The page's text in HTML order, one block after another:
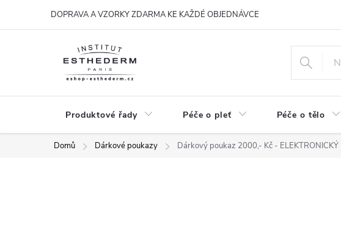
DOPRAVA A VZORKY ZDARMA KE KAŽDÉ OBJEDNÁVCE
Produktové řady Péče o pleť Péče o tělo
Domů Dárkové poukazy Dárkový poukaz 2000,- Kč - ELEKTRONICKÝ